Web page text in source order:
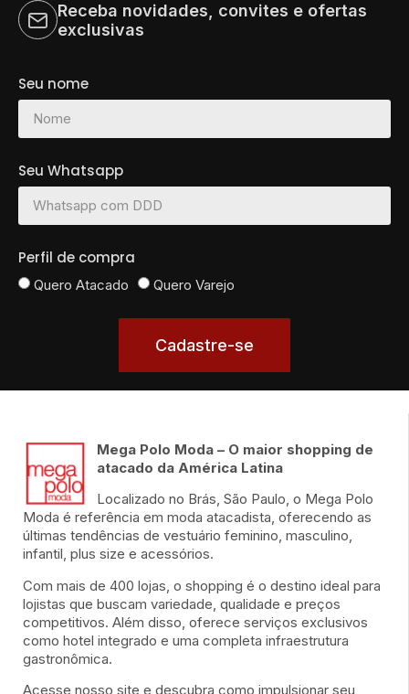
Receba novidades, convites e ofertas
exclusivas
Seu nome
Seu Whatsapp
Perfil de compra
Quero Atacado Quero Varejo
Cadastre-se
Mega Polo Moda – O maior shopping de
atacado da América Latina
Localizado no Brás, São Paulo, o Mega Polo
Moda é referência em moda atacadista, oferecendo as
últimas tendências de vestuário feminino, masculino,
infantil, plus size e acessórios.
Com mais de 400 lojas, o shopping é o destino ideal para
lojistas que buscam variedade, qualidade e preços
competitivos. Além disso, oferece serviços exclusivos
como hotel integrado e uma completa infraestrutura
gastronômica.
Acesse nosso site e descubra como impulsionar seu